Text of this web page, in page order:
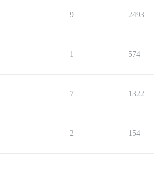
9 2493
1 574
7 1322
2 154